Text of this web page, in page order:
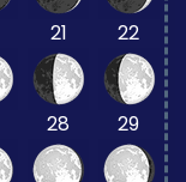
21 22
28 29